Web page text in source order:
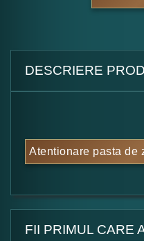
DESCRIERE
Atentionare pasta de
FII PRIMUL CARE